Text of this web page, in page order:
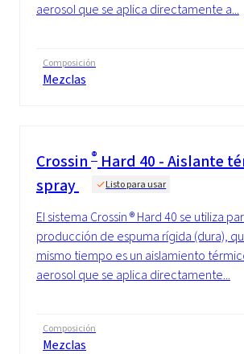
aerosol que se aplica directamente a...
Composición
Mezclas
Crossin ® Hard 40 - Aislante
spray
Listo para usar
El sistema Crossin ® Hard 40 se utiliza
producción de espuma rígida (dura),
mismo tiempo es un aislamiento
aerosol que se aplica directamente...
Composición
Mezclas